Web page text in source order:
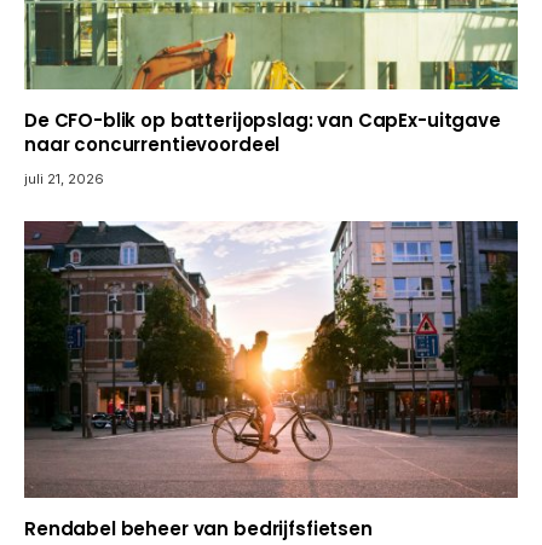
De CFO-blik op batterijopslag: van CapEx-uitgave
naar concurrentievoordeel
juli 21, 2026
Rendabel beheer van bedrijfsfietsen